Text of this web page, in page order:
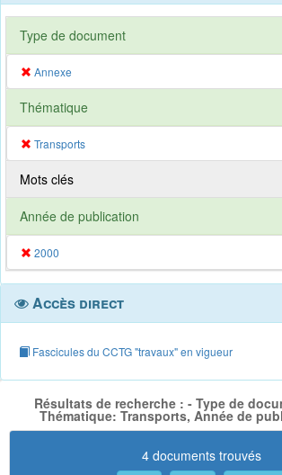
Type de document
Annexe
Thématique
Transports
Mots clés
Année de publication
2000
Accès direct
Fascicules du CCTG "travaux" en vigueur
Résultats de recherche : - Type de
Thématique: Transports, Année de
4 documents trouvés